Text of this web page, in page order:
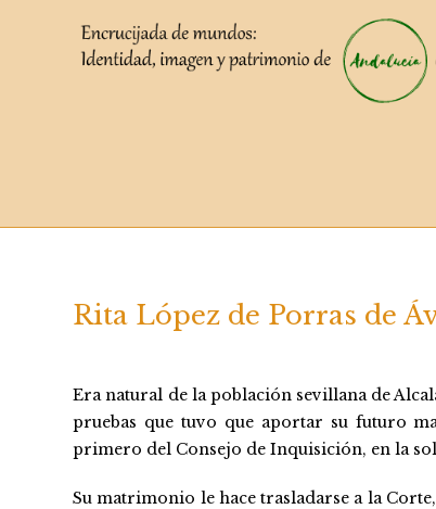
Rita López de Porras de
Era natural de la población sevillana de
pruebas que tuvo que aportar su futuro
primero del Consejo de Inquisición, en la
Su matrimonio le hace trasladarse a la